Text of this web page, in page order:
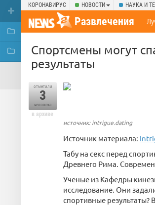
КОРОНАВИРУС НОВОСТИ НАУКА И
Развлечения
Спортсмены могут
результаты
отметили
3
человека
в архиве
источник: intrigue.dating
Источник материала:
Табу на секс перед
Древнего Рима.
Ученые из Кафедры
исследование. Они
спортивные результаты?